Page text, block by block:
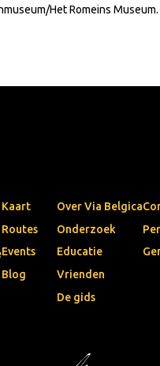
Het Romeins Museum.
Kaart
Routes
Events
Blog
Over Via Belgica
Onderzoek
Educatie
Vrienden
De gids